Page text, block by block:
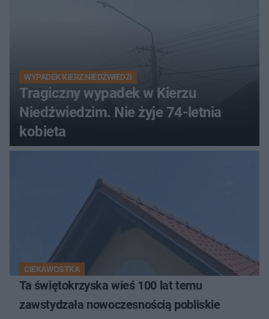
WYPADEK KIERZ NIEDŹWIEDZI
Tragiczny wypadek w Kierzu
Niedźwiedzim. Nie żyje 74-letnia
kobieta
CIEKAWOSTKA
Ta świętokrzyska wieś 100 lat temu
zawstydzała nowoczesnością pobliskie